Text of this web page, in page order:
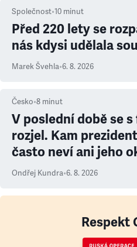
Společnost•10 minut
Před 220 lety se
nás kdysi udělala
Marek Švehla•6. 8. 2026
Česko•8 minut
V poslední době se
rozjel. Kam
často neví ani jeho
Ondřej Kundra•6. 8. 2026
Respekt